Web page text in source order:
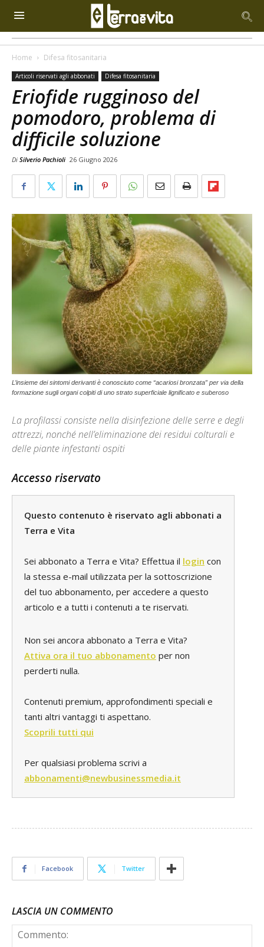
Home Difesa fitosanitaria
Articoli riservati agli abbonati Difesa fitosanitaria
Eriofide rugginoso del
pomodoro, problema di
difficile soluzione
Di Silverio Pachioli 26 Giugno 2026
L’insieme dei sintomi derivanti è conosciuto come “acariosi bronzata” per via della
formazione sugli organi colpiti di uno strato superficiale lignificato e suberoso
La profilassi consiste nella disinfezione delle serre e degli
attrezzi, nonché nell’eliminazione dei residui colturali e
delle piante infestanti ospiti
Accesso riservato
Questo contenuto è riservato agli abbonati a
Terra e Vita
Sei abbonato a Terra e Vita? Effettua il login con
la stessa e-mail utilizzata per la sottoscrizione
del tuo abbonamento, per accedere a questo
articolo e a tutti i contenuti a te riservati.
Non sei ancora abbonato a Terra e Vita?
Attiva ora il tuo abbonamento per non
perderti nulla.
Contenuti premium, approfondimenti speciali e
tanti altri vantaggi ti aspettano.
Scoprili tutti qui
Per qualsiasi problema scrivi a
abbonamenti@newbusinessmedia.it
Facebook Twitter
LASCIA UN COMMENTO